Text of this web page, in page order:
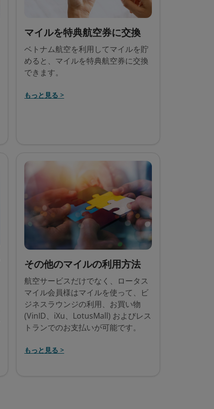
マイルを特典航空券に交換
ベトナム航空を利用してマイルを貯
めると、マイルを特典航空券に交換
できます。
もっと見る >
その他のマイルの利用方法
航空サービスだけでなく、ロータス
マイル会員様はマイルを使って、ビ
ジネスラウンジの利用、お買い物
(VinID、iXu、LotusMall) およびレス
トランでのお支払いが可能です。
もっと見る >